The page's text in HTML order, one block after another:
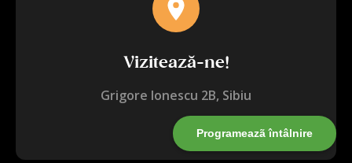
Programeazã întâlnire
Vizitează-ne!
Grigore Ionescu 2B, Sibiu